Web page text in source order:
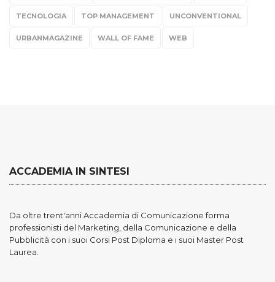
TECNOLOGIA TOP MANAGEMENT UNCONVENTIONAL
URBANMAGAZINE WALL OF FAME WEB
ACCADEMIA IN SINTESI
Da oltre trent'anni Accademia di Comunicazione forma
professionisti del Marketing, della Comunicazione e della
Pubblicità con i suoi Corsi Post Diploma e i suoi Master Post
Laurea.